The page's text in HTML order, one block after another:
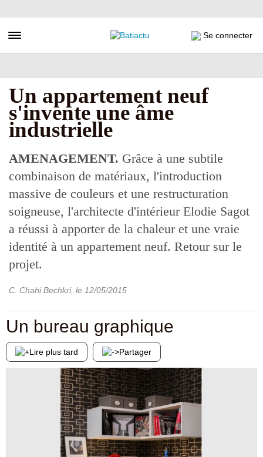
au
principal
Toggle navigation Se connecter
Un appartement neuf
s'invente une âme
industrielle
AMENAGEMENT. Grâce à une subtile
combinaison de matériaux, l'introduction
massive de couleurs et une restructuration
soigneuse, l'architecte d'intérieur Elodie Sagot
a réussi à apporter de la chaleur et une vraie
identité à un appartement neuf. Retour sur le
projet.
C. Chahi Bechkri, le 12/05/2015
Un bureau graphique
Lire plus tard Partager